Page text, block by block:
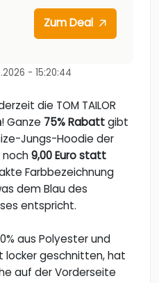
Zum Deal
- 15:20:44
die TOM TAILOR
! Ganze 75% Rabattgibt
Jungs-Hoodie der
noch9,00 Euro statt
Farbbezeichnung
dem Blau des
entspricht.
aus Polyester und
locker geschnitten, hat
auf der Vorderseite